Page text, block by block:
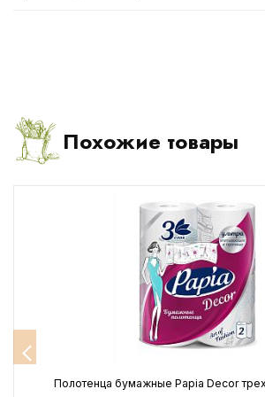
Похожие товары
Полотенца бумажные Papia Decor